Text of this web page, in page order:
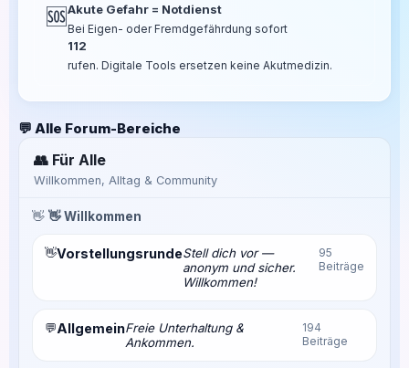
🆘Akute Gefahr = Notdienst
Bei Eigen- oder Fremdgefährdung sofort
112
rufen. Digitale Tools ersetzen keine Akutmedizin.
💬 Alle Forum-Bereiche
👥 Für Alle
Willkommen, Alltag & Community
👋 👋 Willkommen
👋VorstellungsrundeStell dich vor —
anonym und sicher.
Willkommen!
95
Beiträge
💬AllgemeinFreie Unterhaltung &
Ankommen.
194
Beiträge